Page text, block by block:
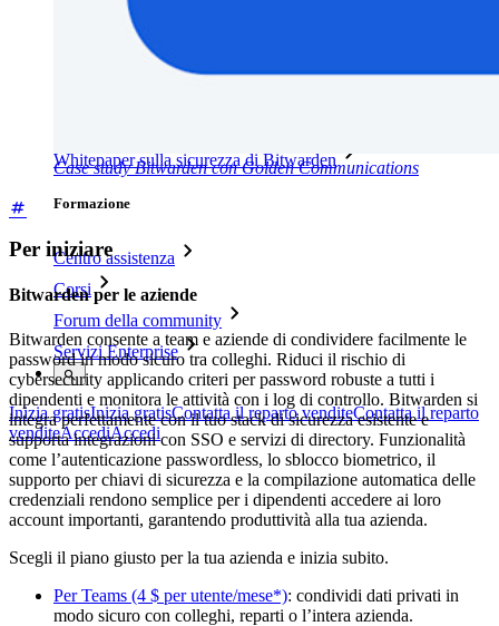
Conformità di sicurezza
Whitepaper sulla sicurezza di Bitwarden
Formazione
Centro assistenza
Corsi
Forum della community
Servizi Enterprise
Inizia gratisInizia gratisContatta il reparto venditeContatta il reparto
venditeAccediAccedi
Case study Bitwarden con Golden Communications
Per iniziare
Bitwarden per le aziende
Bitwarden consente a team e aziende di condividere facilmente le
password in modo sicuro tra colleghi. Riduci il rischio di
cybersecurity applicando criteri per password robuste a tutti i
dipendenti e monitora le attività con i log di controllo. Bitwarden si
integra perfettamente con il tuo stack di sicurezza esistente e
supporta integrazioni con SSO e servizi di directory. Funzionalità
come l’autenticazione passwordless, lo sblocco biometrico, il
supporto per chiavi di sicurezza e la compilazione automatica delle
credenziali rendono semplice per i dipendenti accedere ai loro
account importanti, garantendo produttività alla tua azienda.
Scegli il piano giusto per la tua azienda e inizia subito.
Per Teams (4 $ per utente/mese*): condividi dati privati in
modo sicuro con colleghi, reparti o l’intera azienda.